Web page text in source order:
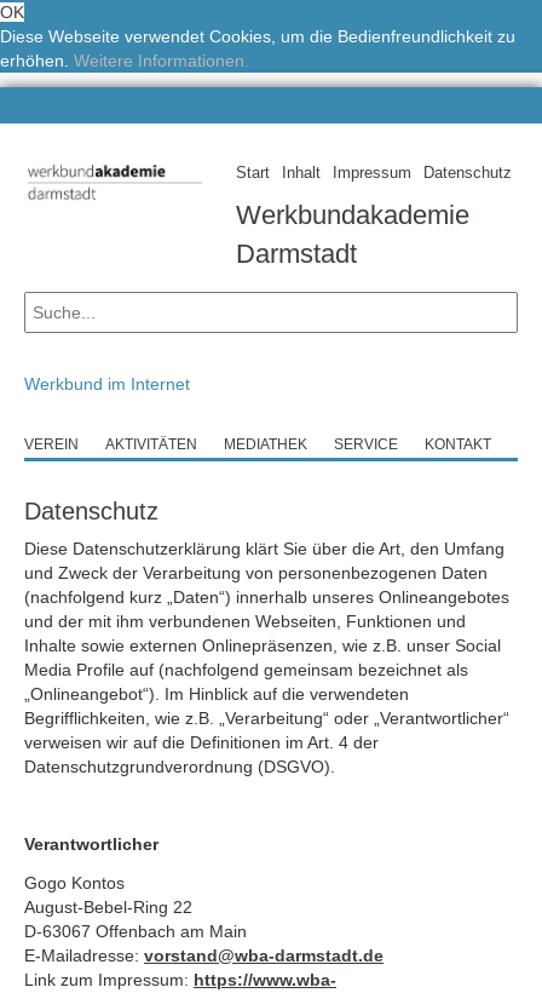
OK
Diese Webseite verwendet Cookies, um die Bedienfreundlichkeit zu
erhöhen. Weitere Informationen.
Start Inhalt Impressum Datenschutz
Werkbundakademie
Darmstadt
Werkbund im Internet
VEREIN AKTIVITÄTEN MEDIATHEK SERVICE KONTAKT
Datenschutz
Diese Datenschutzerklärung klärt Sie über die Art, den Umfang
und Zweck der Verarbeitung von personenbezogenen Daten
(nachfolgend kurz „Daten“) innerhalb unseres Onlineangebotes
und der mit ihm verbundenen Webseiten, Funktionen und
Inhalte sowie externen Onlinepräsenzen, wie z.B. unser Social
Media Profile auf (nachfolgend gemeinsam bezeichnet als
„Onlineangebot“). Im Hinblick auf die verwendeten
Begrifflichkeiten, wie z.B. „Verarbeitung“ oder „Verantwortlicher“
verweisen wir auf die Definitionen im Art. 4 der
Datenschutzgrundverordnung (DSGVO).
Verantwortlicher
Gogo Kontos
August-Bebel-Ring 22
D-63067 Offenbach am Main
E-Mailadresse: vorstand@wba-darmstadt.de
Link zum Impressum: https://www.wba-